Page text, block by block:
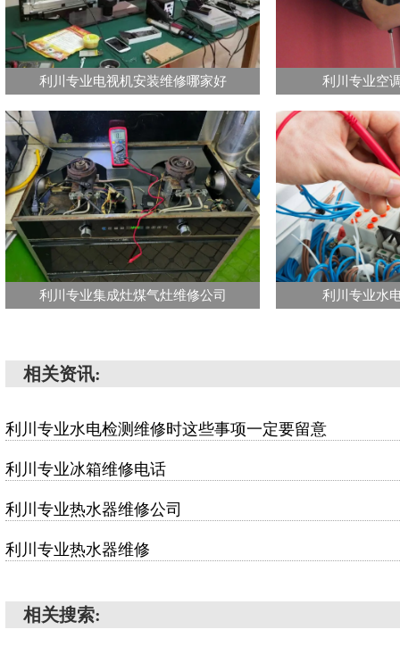
利川专业电视机安装维修哪家好 利川专业空
利川专业集成灶煤气灶维修公司 利川专业水
相关资讯:
利川专业水电检测维修时这些事项一定要留意
利川专业冰箱维修电话
利川专业热水器维修公司
利川专业热水器维修
相关搜索: